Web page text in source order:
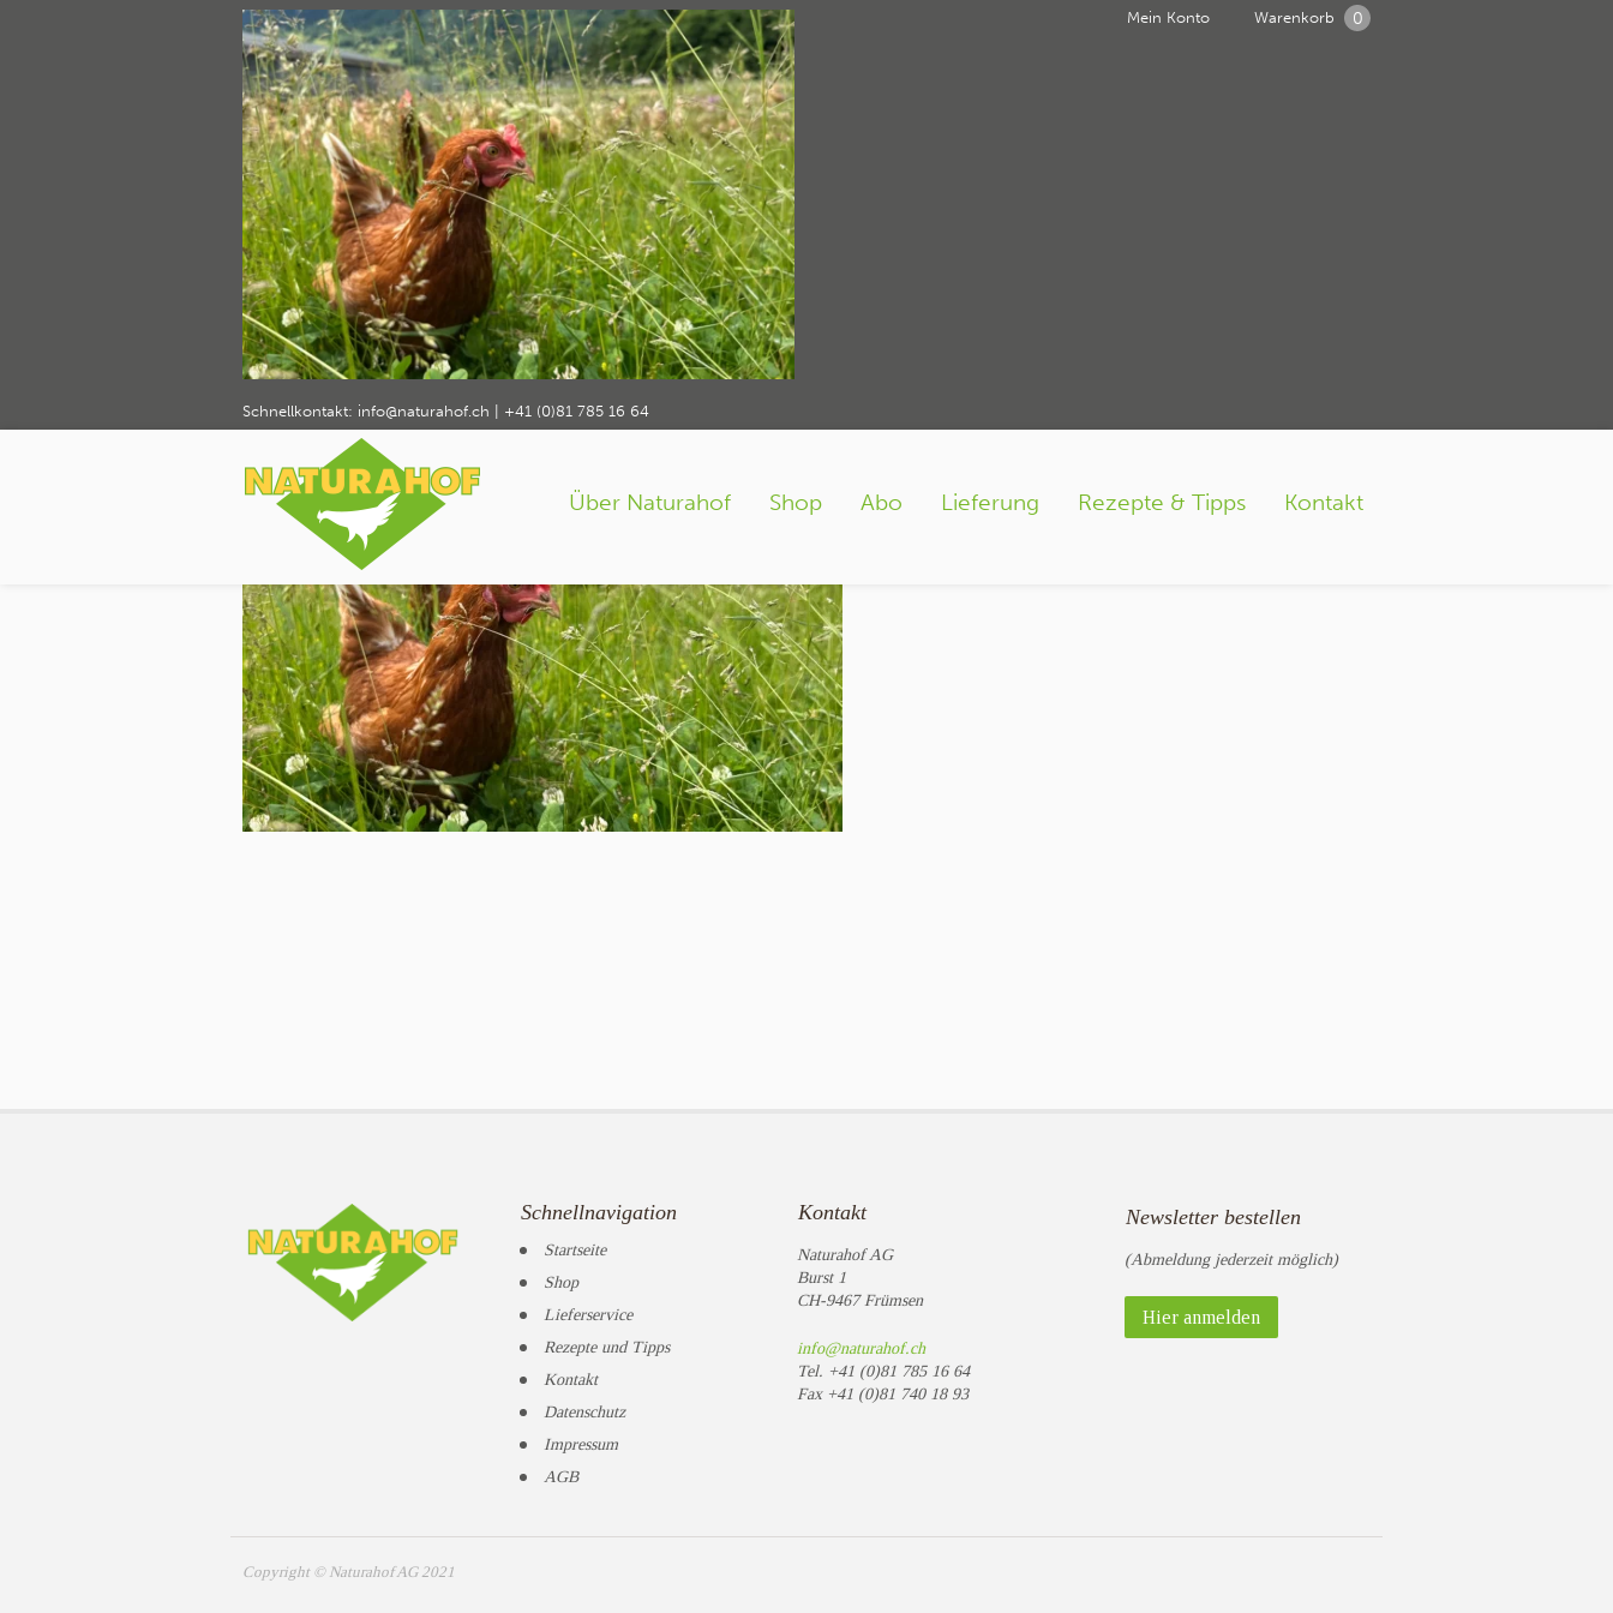
Schnellkontakt: info@naturahof.ch +41 (0)81 785 16 64
Mein Konto Warenkorb 0
Über Naturahof Shop Abo Lieferung Rezepte & Tipps Kontakt
naturahof_gefluegelhaltung1
Schnellnavigation
Startseite
Shop
Lieferservice
Rezepte und Tipps
Kontakt
Datenschutz
Impressum
AGB
Kontakt
Naturahof AG
Burst 1
CH-9467 Frümsen
info@naturahof.ch
Tel. +41 (0)81 785 16 64
Fax +41 (0)81 740 18 93
Newsletter bestellen
(Abmeldung jederzeit möglich)
Hier anmelden
Copyright © Naturahof AG 2021